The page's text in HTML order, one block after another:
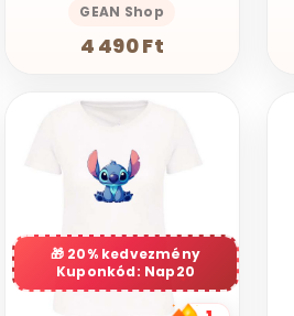
GEAN Shop
4 490 Ft
20% kedvezmény
Kuponkód: Nap20